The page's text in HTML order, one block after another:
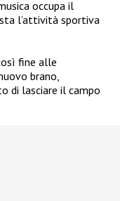
occupa il
l’attività sportiva
fine alle
brano,
di lasciare il campo